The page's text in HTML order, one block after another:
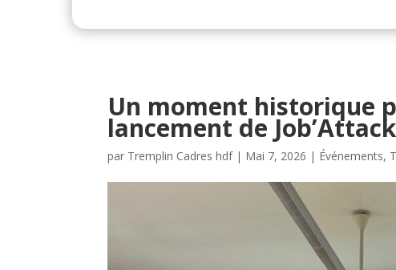
Un moment historique
lancement de
par Tremplin Cadres hdf| Mai 7, 2026 | Événements,